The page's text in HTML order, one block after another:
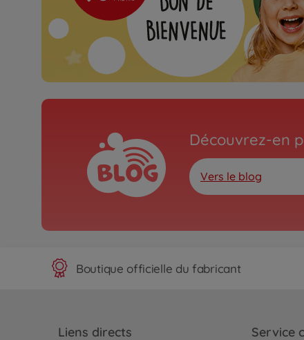
Découvrez-en
Vers le blog
Boutique officielle du fabricant
Liens directs Service